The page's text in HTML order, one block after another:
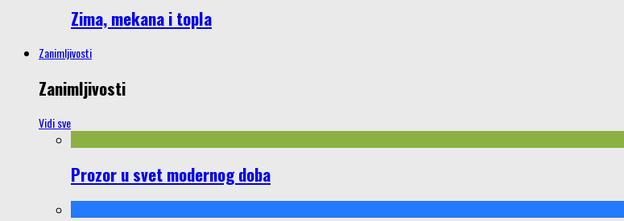
Zima, mekana i topla
Zanimljivosti
Zanimljivosti
Vidi sve
Prozor u svet modernog doba